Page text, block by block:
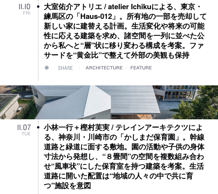
11.10
FRI
大室佑介アトリエ / atelier Ichikuによる、東京・
練馬区の「Haus-012」。所有地の一部を売却して
新しい家に建替える計画。生活変化や将来の可能
性に応える建築を求め、諸空間を一列に並べた公
から私へと“層”状に移り変わる構成を考案。ファ
サードを“黄金比”で整えて外部の美観も保持
SHARE ARCHITECTURE FEATURE
11.07
TUE
小林一行＋樫村芙実 / テレインアーキテクツによ
る、神奈川・川崎市の「かしまだ保育園」。幹線
道路と緑道に面する敷地。園の活動や子供の身体
寸法から発想し、“８畳間”の空間を複数組み合わ
せ“風車状”にした保育室を持つ建築を考案。生活
道路に開いた配置は“地域の人々の中で共に育
つ”施設を意図